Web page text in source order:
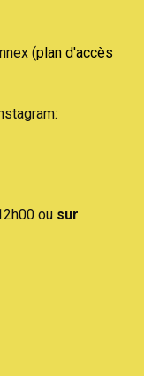
(plan d'accès
ou sur